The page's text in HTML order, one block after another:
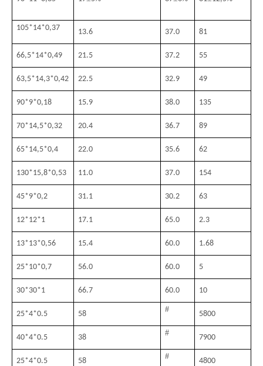
105*14*0,37 13.6 37.0 81
66,5*14*0,49 21.5 37.2 55
63,5*14,3*0,42 22.5 32.9 49
90*9*0,18 15.9 38.0 135
70*14,5*0,32 20.4 36.7 89
65*14,5*0,4 22.0 35.6 62
130*15,8*0,53 11.0 37.0 154
45*9*0,2 31.1 30.2 63
12*12*1 17.1 65.0 2.3
13*13*0,56 15.4 60.0 1.68
25*10*0,7 56.0 60.0 5
30*30*1 66.7 60.0 10
25*4*0.5 58
#
5800
40*4*0.5 38
#
7900
25*4*0.5 58
#
4800